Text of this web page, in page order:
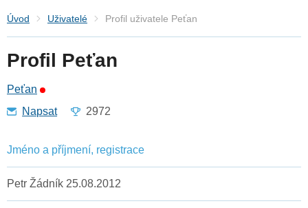
Úvod Uživatelé Profil uživatele Peťan
Profil Peťan
Peťan
Napsat
2972
Jméno a příjmení, registrace
Petr Žádník 25.08.2012